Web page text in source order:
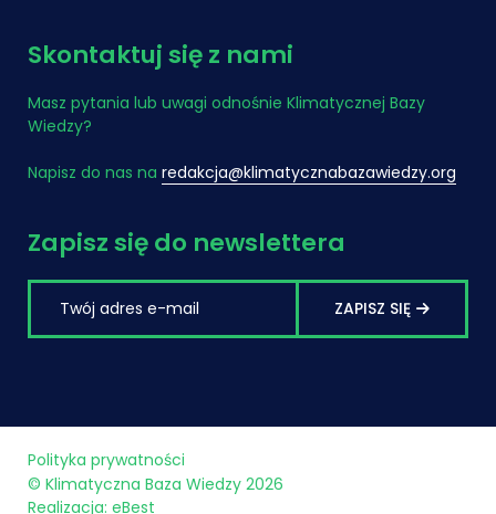
Skontaktuj się z nami
Masz pytania lub uwagi odnośnie Klimatycznej Bazy
Wiedzy?
Napisz do nas na redakcja@klimatycznabazawiedzy.org
Zapisz się do newslettera
ZAPISZ SIĘ
Polityka prywatności
© Klimatyczna Baza Wiedzy 2026
Realizacja: eBest